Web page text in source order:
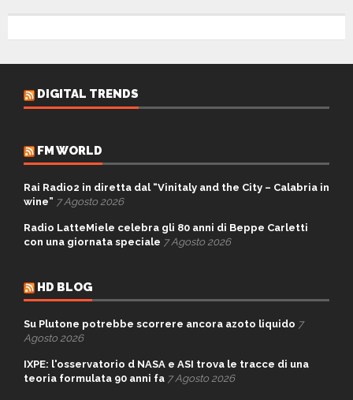
DIGITAL TRENDS
FM WORLD
Rai Radio2 in diretta dal “Vinitaly and the City – Calabria in
wine” 7 Agosto 2026
Radio LatteMiele celebra gli 80 anni di Beppe Carletti
con una giornata speciale 7 Agosto 2026
HD BLOG
Su Plutone potrebbe scorrere ancora azoto liquido 7
Agosto 2026
IXPE: l'osservatorio d NASA e ASI trova le tracce di una
teoria formulata 90 anni fa 7 Agosto 2026